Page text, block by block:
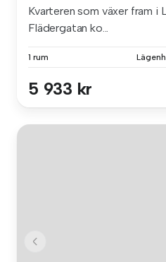
Kvarteren som växer fram i
Flädergatan ko...
1 rum
5 933 kr